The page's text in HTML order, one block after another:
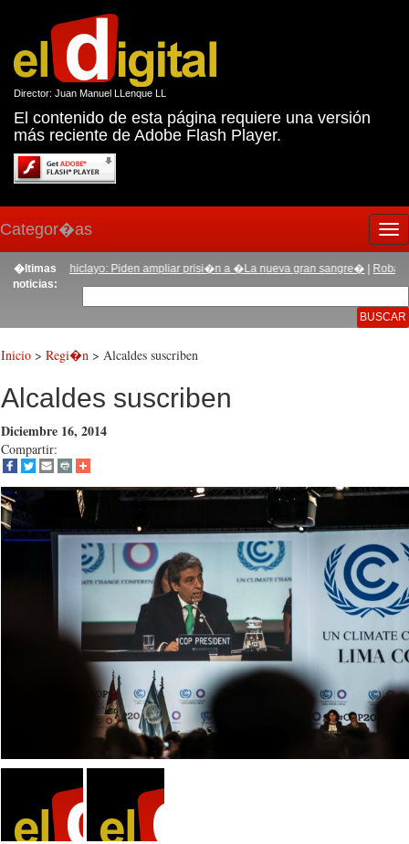
Director: Juan Manuel LLenque LL
El contenido de esta página requiere una versión
más reciente de Adobe Flash Player.
Categor�as
�ltimas
noticias:
|Chiclayo: Piden ampliar prisi�n a �La nueva gran sangre�|Roban
Inicio > Regi�n > Alcaldes suscriben
Alcaldes suscriben
Diciembre 16, 2014
Compartir: